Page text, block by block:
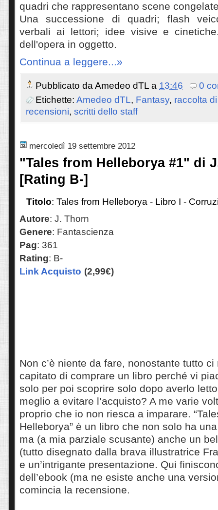
quadri che rappresentano scene
Una successione di quadri; flash
verbali ai lettori; idee visive e
dell'opera in oggetto.
Continua a leggere...»
Pubblicato daAmedeo dTL a 13:46
0
Etichette: Amedeo dTL, Fantasy, raccolta
recensioni, scritti dello staff
mercoledì 19 settembre 2012
"Tales from Helleborya #1" di
[Rating B-]
Titolo: Tales from Helleborya - Libro I -
Autore: J. Thorn
Genere: Fantascienza
Pag: 361
Rating: B-
Link Acquisto (2,99€)
Non c’è niente da fare, nonostante tutto
capitato di comprare un libro perché vi
solo per poi scoprire solo dopo averlo
meglio a evitare l’acquisto? A me varie
proprio che io non riesca a imparare.
Helleborya” è un libro che non solo ha
ma (a mia parziale scusante) anche un
(tutto disegnato dalla brava illustratrice
e un’intrigante presentazione. Qui
dell’ebook (ma ne esiste anche una
comincia la recensione.